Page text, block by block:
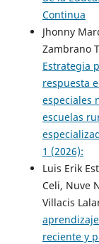
Continua
Jhonny
Zambrano
Estrategia
respuesta
especiales
escuelas
1 (2026):
Luis Erik
Celi, Nuve
Villacis
reciente y